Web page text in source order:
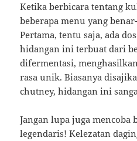
Ketika berbicara tentang
beberapa menu yang
Pertama, tentu saja, ada
hidangan ini terbuat dari
difermentasi,
rasa unik. Biasanya
chutney, hidangan ini
Jangan lupa juga mencoba
legendaris! Kelezatan